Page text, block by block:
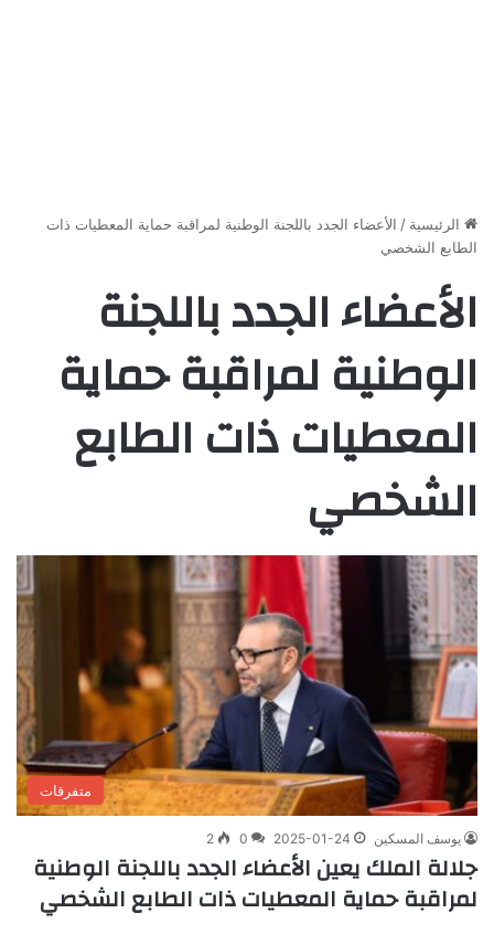
الرئيسية / الأعضاء الجدد باللجنة الوطنية لمراقبة حماية المعطيات ذات
الطابع الشخصي
الأعضاء الجدد باللجنة
الوطنية لمراقبة حماية
المعطيات ذات الطابع
الشخصي
متفرقات
يوسف المسكين 2025-01-24
0
2
جلالة الملك يعين الأعضاء الجدد باللجنة الوطنية
لمراقبة حماية المعطيات ذات الطابع الشخصي